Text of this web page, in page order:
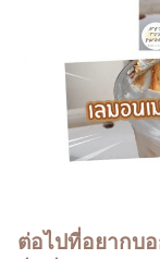
ต่อไปที่อยากบ